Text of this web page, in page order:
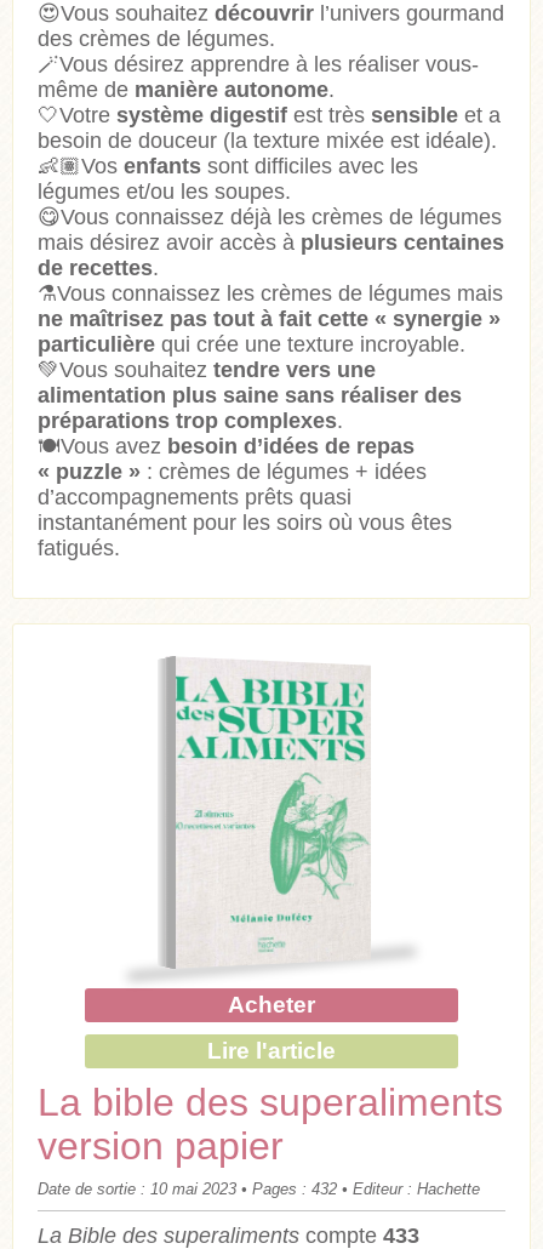
😍Vous souhaitez découvrir l’univers gourmand
des crèmes de légumes.
🪄Vous désirez apprendre à les réaliser vous-
même de manière autonome.
🤍Votre système digestif est très sensible et a
besoin de douceur (la texture mixée est idéale).
👶🏽Vos enfants sont difficiles avec les
légumes et/ou les soupes.
😋Vous connaissez déjà les crèmes de légumes
mais désirez avoir accès à plusieurs centaines
de recettes.
⚗️Vous connaissez les crèmes de légumes mais
ne maîtrisez pas tout à fait cette « synergie »
particulière qui crée une texture incroyable.
💚Vous souhaitez tendre vers une
alimentation plus saine sans réaliser des
préparations trop complexes.
🍽️Vous avez besoin d’idées de repas
« puzzle » : crèmes de légumes + idées
d’accompagnements prêts quasi
instantanément pour les soirs où vous êtes
fatigués.
Acheter
Lire l'article
La bible des superaliments
version papier
Date de sortie : 10 mai 2023 • Pages : 432 • Editeur : Hachette
La Bible des superaliments compte 433